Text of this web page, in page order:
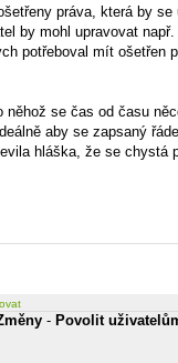
práva, která by
by mohl upravovat
potřeboval mít ošetřen
něhož se čas od času
aby se zapsaný
hláška, že se chystá
- Povolit